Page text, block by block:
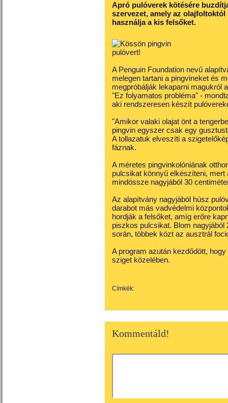
Apró pulóverek kötésére
szervezet, amely az
használja a kis felsőket.
A Penguin Foundation nevű
melegen tartani a pingvineket és
megpróbálják lekaparni magukról
"Ez folyamatos probléma" -
aki rendszeresen készít
"Amikor valaki olajat önt a
pingvin egyszer csak egy
A tollazatuk elveszíti a
fáznak.
A méretes pingvinkolóniának
pulcsikat könnyű elkészíteni,
mindössze nagyjából 30
Az alapítvány nagyjából húsz
darabot más vadvédelmi
hordják a felsőket, amíg erőre
piszkos pulcsikat. Blom nagyjából
során, többek közt az ausztrál
A program azután kezdődött,
sziget közelében.
Címkék:
Kommentáld!